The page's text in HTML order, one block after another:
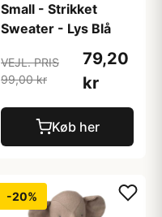
Small - Strikket
Sweater - Lys Blå
VEJL. PRIS
99,00 kr
79,20
kr
Køb her
-20%